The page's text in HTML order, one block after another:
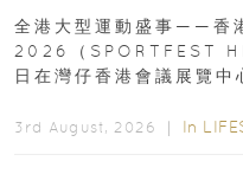
動、街舞比賽＋逾百
全港大型運動盛事——香
2026（SPORTFEST
日在灣仔香港會議展覽
3rd August, 2026 ｜ In